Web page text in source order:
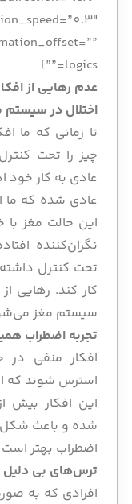
logics=””]
عدم رهایی از
اختلال در سیستم
تا زمانی که ما
چیز را تحت
عادی به کار خود
عادی شده که ما
این حالت مغز
نگران‌کننده
تحت کنترل
کار کند. رهایی
سیستم مغز
تجربه اضطراب
افکار منفی
استرس شوند که
این افکار بیش
شده و باعث
اضطراب بهتر
ترس‌های بی دلیل
افرادی که به